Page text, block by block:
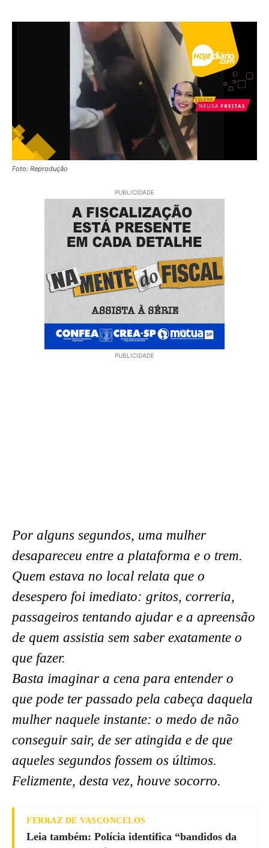
Foto: Reprodução
PUBLICIDADE
PUBLICIDADE
Por alguns segundos, uma mulher
desapareceu entre a plataforma e o trem.
Quem estava no local relata que o
desespero foi imediato: gritos, correria,
passageiros tentando ajudar e a apreensão
de quem assistia sem saber exatamente o
que fazer.
Basta imaginar a cena para entender o
que pode ter passado pela cabeça daquela
mulher naquele instante: o medo de não
conseguir sair, de ser atingida e de que
aqueles segundos fossem os últimos.
Felizmente, desta vez, houve socorro.
FERRAZ DE VASCONCELOS
Leia também: Polícia identifica “bandidos da